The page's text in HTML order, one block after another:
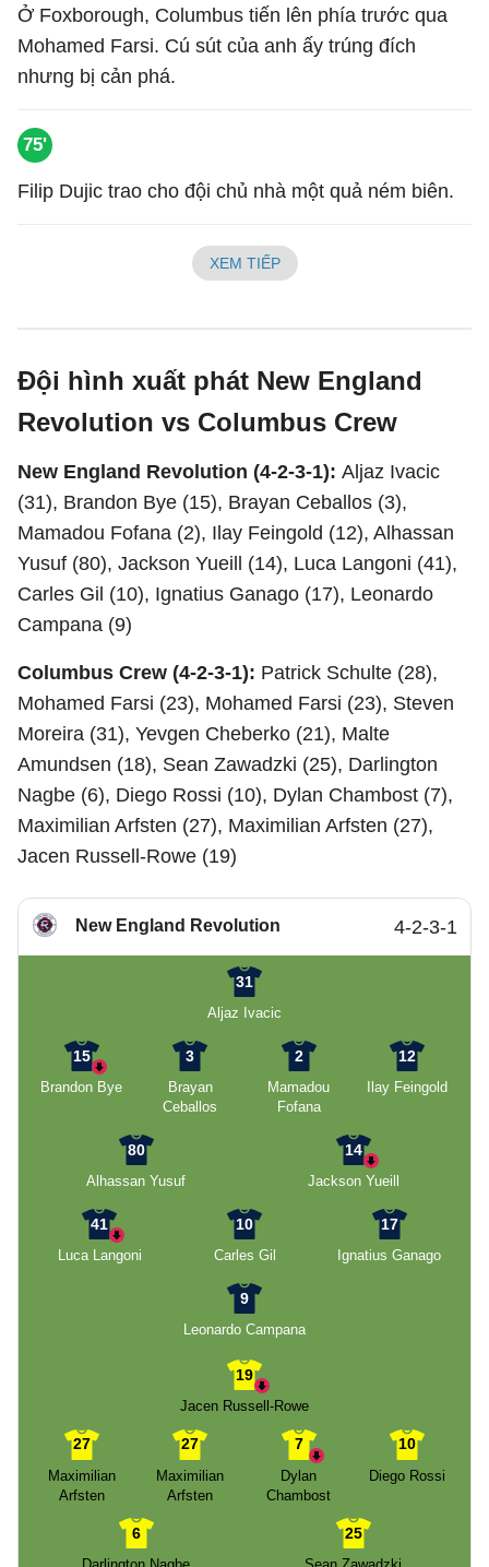
Ở Foxborough, Columbus tiến lên phía trước qua
Mohamed Farsi. Cú sút của anh ấy trúng đích
nhưng bị cản phá.
75'
Filip Dujic trao cho đội chủ nhà một quả ném biên.
XEM TIẾP
Đội hình xuất phát New England
Revolution vs Columbus Crew
New England Revolution (4-2-3-1): Aljaz Ivacic
(31), Brandon Bye (15), Brayan Ceballos (3),
Mamadou Fofana (2), Ilay Feingold (12), Alhassan
Yusuf (80), Jackson Yueill (14), Luca Langoni (41),
Carles Gil (10), Ignatius Ganago (17), Leonardo
Campana (9)
Columbus Crew (4-2-3-1): Patrick Schulte (28),
Mohamed Farsi (23), Mohamed Farsi (23), Steven
Moreira (31), Yevgen Cheberko (21), Malte
Amundsen (18), Sean Zawadzki (25), Darlington
Nagbe (6), Diego Rossi (10), Dylan Chambost (7),
Maximilian Arfsten (27), Maximilian Arfsten (27),
Jacen Russell-Rowe (19)
New England Revolution 4-2-3-1
31
Aljaz Ivacic
15
Brandon Bye
3
Brayan
Ceballos
2
Mamadou
Fofana
12
Ilay Feingold
80
Alhassan Yusuf
14
Jackson Yueill
41
Luca Langoni
10
Carles Gil
17
Ignatius Ganago
9
Leonardo Campana
19
Jacen Russell-Rowe
27
Maximilian
Arfsten
27
Maximilian
Arfsten
7
Dylan
Chambost
10
Diego Rossi
6
25